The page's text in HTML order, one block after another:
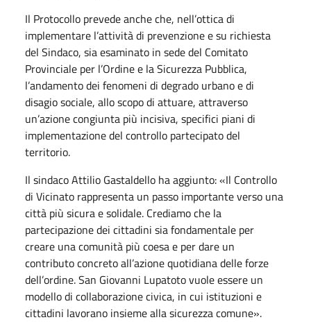
Il Protocollo prevede anche che, nell’ottica di
implementare l’attività di prevenzione e su richiesta
del Sindaco, sia esaminato in sede del Comitato
Provinciale per l’Ordine e la Sicurezza Pubblica,
l’andamento dei fenomeni di degrado urbano e di
disagio sociale, allo scopo di attuare, attraverso
un’azione congiunta più incisiva, specifici piani di
implementazione del controllo partecipato del
territorio.
Il sindaco Attilio Gastaldello ha aggiunto: «Il Controllo
di Vicinato rappresenta un passo importante verso una
città più sicura e solidale. Crediamo che la
partecipazione dei cittadini sia fondamentale per
creare una comunità più coesa e per dare un
contributo concreto all’azione quotidiana delle forze
dell’ordine. San Giovanni Lupatoto vuole essere un
modello di collaborazione civica, in cui istituzioni e
cittadini lavorano insieme alla sicurezza comune».